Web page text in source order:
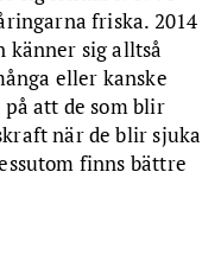
friska. 2014
känner sig alltså
eller kanske
att de som blir
när de blir sjuka
finns bättre